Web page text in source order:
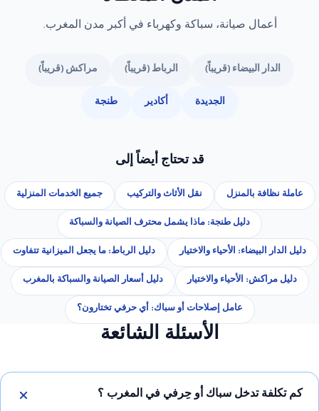
أعمال صيانة، سباكة وكهرباء في أكبر مدن المغرب.
الدار البيضاء (قريباً) الرباط (قريباً) مراكش (قريباً)
الجديدة أكادير طنجة
قد تحتاج أيضاً إلى
عاملة نظافة بالمنزل نقل الأثاث والتركيب جميع الخدمات المنزلية
دليل طنجة: ماذا يشمل محترف الصيانة والسباكة
دليل الدار البيضاء: الأحياء والاختيار دليل الرباط: ما يجعل الميزانية تتفاوت
دليل مراكش: الأحياء والاختيار دليل أسعار الصيانة والسباكة بالمغرب
عامل إصلاحات أو سباك: أي حرفي تختارون؟
الأسئلة الشائعة
كم تكلفة تدخل سباك أو حِرفي في المغرب ؟